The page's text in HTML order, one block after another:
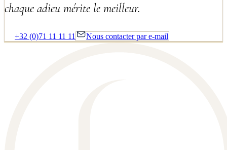
chaque adieu mérite le meilleur.
+32 (0)71 11 11 11 Nous contacter par e-mail